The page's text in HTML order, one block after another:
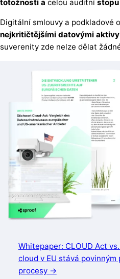
totožnosti a celou auditní
Digitální smlouvy a podkladové
nejkritičtějšími datovými aktivy
suverenity zde nelze dělat
Whitepaper: CLOUD Act
cloud v EU stává
procesy →